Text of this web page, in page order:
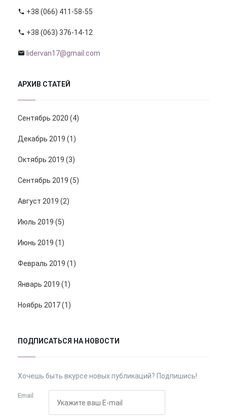
+38 (066) 411-58-55
+38 (063) 376-14-12
lidervan17@gmail.com
АРХИВ СТАТЕЙ
Сентябрь 2020 (4)
Декабрь 2019 (1)
Октябрь 2019 (3)
Сентябрь 2019 (5)
Август 2019 (2)
Июль 2019 (5)
Июнь 2019 (1)
Февраль 2019 (1)
Январь 2019 (1)
Ноябрь 2017 (1)
ПОДПИСАТЬСЯ НА НОВОСТИ
Хочешь быть вкурсе новых публикаций? Подпишись!
Email